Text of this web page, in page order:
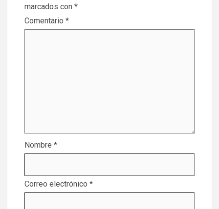
marcados con *
Comentario *
Nombre *
Correo electrónico *